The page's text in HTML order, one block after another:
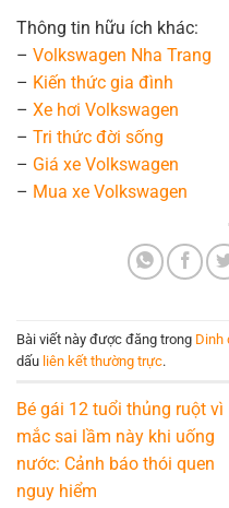
Thông tin hữu ích khác:
– Volkswagen Nha Trang
– Kiến thức gia đình
– Xe hơi Volkswagen
– Tri thức đời sống
– Giá xe Volkswagen
– Mua xe Volkswagen
Bài viết này được đăng trong Dinh
dấu liên kết thường trực.
Bé gái 12 tuổi thủng ruột vì
mắc sai lầm này khi uống
nước: Cảnh báo thói quen
nguy hiểm